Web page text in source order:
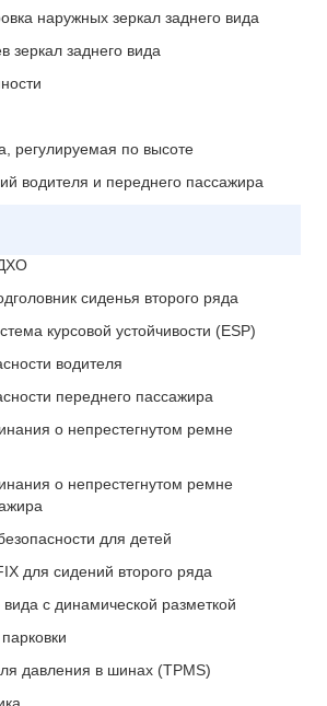
наружных зеркал заднего вида
зеркал заднего вида
регулируемая по высоте
водителя и переднего пассажира
сиденья второго ряда
курсовой устойчивости (ESP)
водителя
переднего пассажира
о непрестегнутом ремне
о непрестегнутом ремне
для детей
для сидений второго ряда
с динамической разметкой
давления в шинах (TPMS)